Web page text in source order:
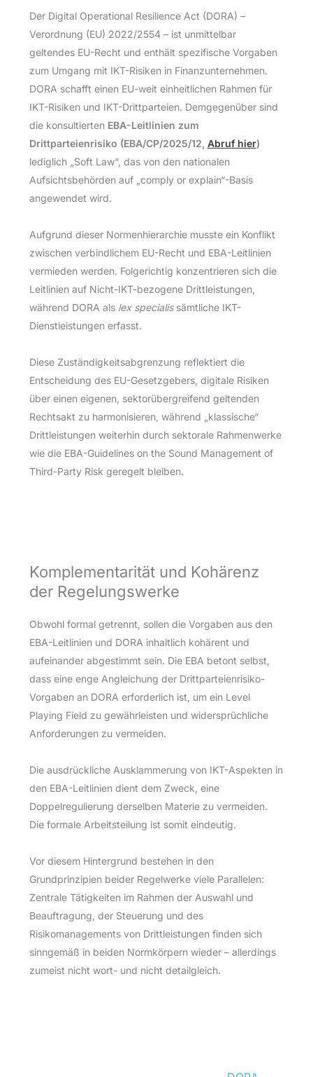
Der Digital Operational Resilience Act (DORA) –
Verordnung (EU) 2022/2554 – ist unmittelbar
geltendes EU-Recht und enthält spezifische Vorgaben
zum Umgang mit IKT-Risiken in Finanzunternehmen.
DORA schafft einen EU-weit einheitlichen Rahmen für
IKT-Risiken und IKT-Drittparteien. Demgegenüber sind
die konsultierten EBA-Leitlinien zum
Drittparteienrisiko (EBA/CP/2025/12, Abruf hier)
lediglich „Soft Law“, das von den nationalen
Aufsichtsbehörden auf „comply or explain“-Basis
angewendet wird.
Aufgrund dieser Normenhierarchie musste ein Konflikt
zwischen verbindlichem EU-Recht und EBA-Leitlinien
vermieden werden. Folgerichtig konzentrieren sich die
Leitlinien auf Nicht-IKT-bezogene Drittleistungen,
während DORA als lex specialissämtliche IKT-
Dienstleistungen erfasst.
Diese Zuständigkeitsabgrenzung reflektiert die
Entscheidung des EU-Gesetzgebers, digitale Risiken
über einen eigenen, sektorübergreifend geltenden
Rechtsakt zu harmonisieren, während „klassische“
Drittleistungen weiterhin durch sektorale Rahmenwerke
wie die EBA-Guidelines on the Sound Management of
Third-Party Risk geregelt bleiben.
Komplementarität und Kohärenz
der Regelungswerke
Obwohl formal getrennt, sollen die Vorgaben aus den
EBA-Leitlinien und DORA inhaltlich kohärent und
aufeinander abgestimmt sein. Die EBA betont selbst,
dass eine enge Angleichung der Drittparteienrisiko-
Vorgaben an DORA erforderlich ist, um ein Level
Playing Field zu gewährleisten und widersprüchliche
Anforderungen zu vermeiden.
Die ausdrückliche Ausklammerung von IKT-Aspekten in
den EBA-Leitlinien dient dem Zweck, eine
Doppelregulierung derselben Materie zu vermeiden.
Die formale Arbeitsteilung ist somit eindeutig.
Vor diesem Hintergrund bestehen in den
Grundprinzipien beider Regelwerke viele Parallelen:
Zentrale Tätigkeiten im Rahmen der Auswahl und
Beauftragung, der Steuerung und des
Risikomanagements von Drittleistungen finden sich
sinngemäß in beiden Normkörpern wieder – allerdings
zumeist nicht wort- und nicht detailgleich.